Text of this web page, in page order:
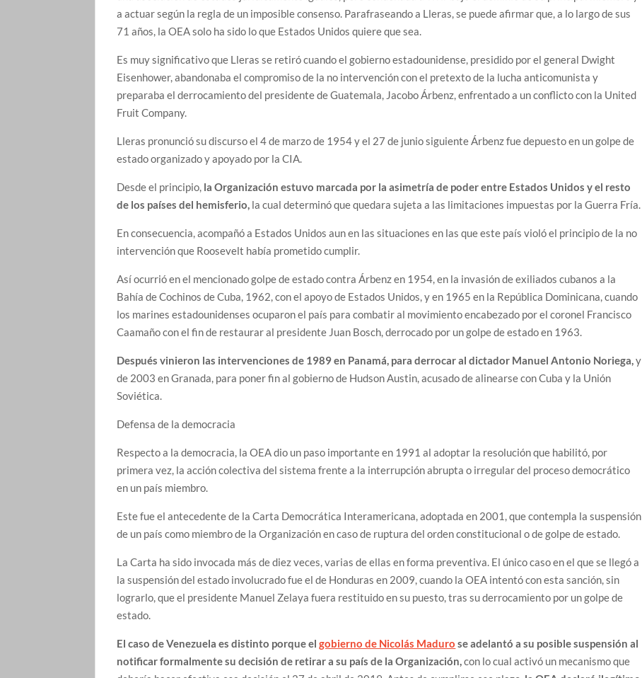
a actuar según la regla de un imposible consenso. Parafraseando a Lleras, se puede afirmar que, a lo largo de sus
71 años, la OEA solo ha sido lo que Estados Unidos quiere que sea.
Es muy significativo que Lleras se retiró cuando el gobierno estadounidense, presidido por el general Dwight
Eisenhower, abandonaba el compromiso de la no intervención con el pretexto de la lucha anticomunista y
preparaba el derrocamiento del presidente de Guatemala, Jacobo Árbenz, enfrentado a un conflicto con la United
Fruit Company.
Lleras pronunció su discurso el 4 de marzo de 1954 y el 27 de junio siguiente Árbenz fue depuesto en un golpe de
estado organizado y apoyado por la CIA.
Desde el principio, la Organización estuvo marcada por la asimetría de poder entre Estados Unidos y el resto
de los países del hemisferio, la cual determinó que quedara sujeta a las limitaciones impuestas por la Guerra Fría.
En consecuencia, acompañó a Estados Unidos aun en las situaciones en las que este país violó el principio de la no
intervención que Roosevelt había prometido cumplir.
Así ocurrió en el mencionado golpe de estado contra Árbenz en 1954, en la invasión de exiliados cubanos a la
Bahía de Cochinos de Cuba, 1962, con el apoyo de Estados Unidos, y en 1965 en la República Dominicana, cuando
los marines estadounidenses ocuparon el país para combatir al movimiento encabezado por el coronel Francisco
Caamaño con el fin de restaurar al presidente Juan Bosch, derrocado por un golpe de estado en 1963.
Después vinieron las intervenciones de 1989 en Panamá, para derrocar al dictador Manuel Antonio Noriega,y
de 2003 en Granada, para poner fin al gobierno de Hudson Austin, acusado de alinearse con Cuba y la Unión
Soviética.
Defensa de la democracia
Respecto a la democracia, la OEA dio un paso importante en 1991 al adoptar la resolución que habilitó, por
primera vez, la acción colectiva del sistema frente a la interrupción abrupta o irregular del proceso democrático
en un país miembro.
Este fue el antecedente de la Carta Democrática Interamericana, adoptada en 2001, que contempla la suspensión
de un país como miembro de la Organización en caso de ruptura del orden constitucional o de golpe de estado.
La Carta ha sido invocada más de diez veces, varias de ellas en forma preventiva. El único caso en el que se llegó a
la suspensión del estado involucrado fue el de Honduras en 2009, cuando la OEA intentó con esta sanción, sin
lograrlo, que el presidente Manuel Zelaya fuera restituido en su puesto, tras su derrocamiento por un golpe de
estado.
El caso de Venezuela es distinto porque elgobierno de Nicolás Maduro se adelantó a su posible suspensión al
notificar formalmente su decisión de retirar a su país de la Organización,con lo cual activó un mecanismo que